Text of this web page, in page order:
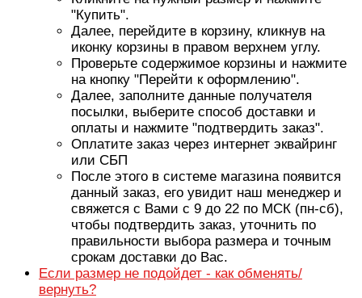
"Купить".
Далее, перейдите в корзину, кликнув на
иконку корзины в правом верхнем углу.
Проверьте содержимое корзины и нажмите
на кнопку "Перейти к оформлению".
Далее, заполните данные получателя
посылки, выберите способ доставки и
оплаты и нажмите "подтвердить заказ".
Оплатите заказ через интернет эквайринг
или СБП
После этого в системе магазина появится
данный заказ, его увидит наш менеджер и
свяжется с Вами с 9 до 22 по МСК (пн-сб),
чтобы подтвердить заказ, уточнить по
правильности выбора размера и точным
срокам доставки до Вас.
Если размер не подойдет - как обменять/
вернуть?